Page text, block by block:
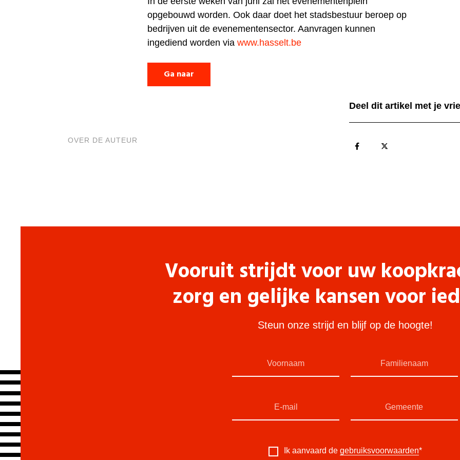
opgebouwd worden. Ook daar doet het stadsbestuur beroep op
bedrijven uit de evenementensector. Aanvragen kunnen
ingediend worden viawww.hasselt.be
Ga naar
OVER DE AUTEUR
Deel dit artikel met je
Vooruit strijdt voor uw
zorg en gelijke kansen voor
Steun onze strijd en blijf op de hoogte!
Ik aanvaard de gebruiksvoorwaarden*